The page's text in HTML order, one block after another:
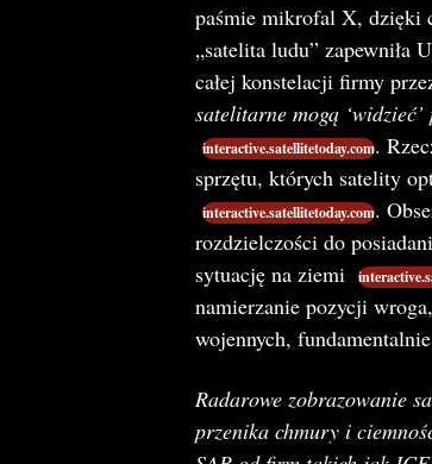
paśmie mikrofal X, dzięki
„satelita ludu” zapewniła
całej konstelacji firmy
satelitarne mogą
interactive.satellitetoday.com.
sprzętu, których satelity
interactive.satellitetoday.com.
rozdzielczości do
sytuację na ziemi
namierzanie pozycji
wojennych,
Radarowe zobrazowanie
przenika chmury i